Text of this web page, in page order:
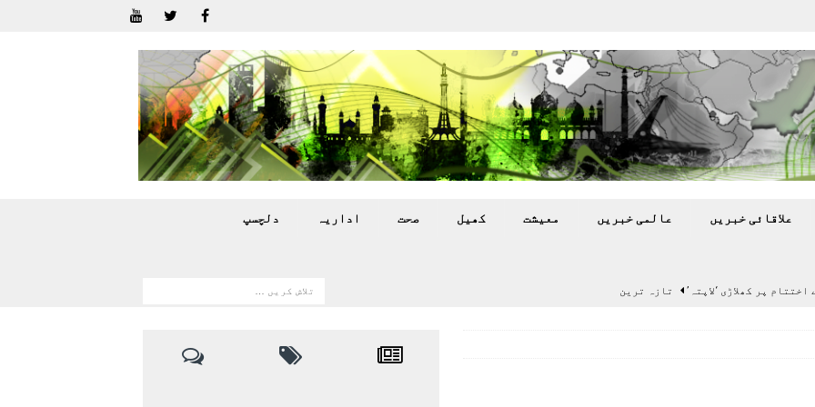
علاقائی خبريں عالمی خبريں معيشت کھيل صحت اداريہ دلچسپ
پر کھلاڑی ‘لاپتہ’ تازہ ترين